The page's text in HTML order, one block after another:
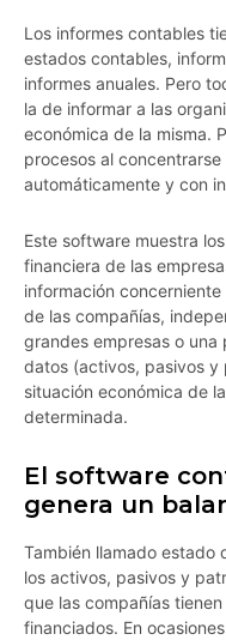
Los informes contables
estados contables,
informes anuales. Pero
la de informar a las
económica de la misma.
procesos al
automáticamente y con
Este software muestra
financiera de las
información
de las compañías,
grandes empresas o una
datos (activos, pasivos y
situación económica de
determinada.
El software
genera un
También llamado estado
los activos, pasivos y
que las compañías
financiados. En